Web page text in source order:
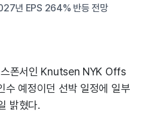
년 EPS 264% 반등 전망
폰서인 Knutsen NYK Offs
예정이던 선박 일정에 일부
밝혔다.